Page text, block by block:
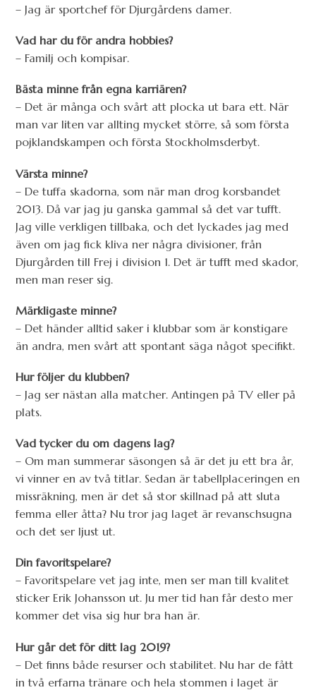
– Jag är sportchef för Djurgårdens damer.
Vad har du för andra hobbies?
– Familj och kompisar.
Bästa minne från egna karriären?
– Det är många och svårt att plocka ut bara ett. När
man var liten var allting mycket större, så som första
pojklandskampen och första Stockholmsderbyt.
Värsta minne?
– De tuffa skadorna, som när man drog korsbandet
2013. Då var jag ju ganska gammal så det var tufft.
Jag ville verkligen tillbaka, och det lyckades jag med
även om jag fick kliva ner några divisioner, från
Djurgården till Frej i division 1. Det är tufft med skador,
men man reser sig.
Märkligaste minne?
– Det händer alltid saker i klubbar som är konstigare
än andra, men svårt att spontant säga något specifikt.
Hur följer du klubben?
– Jag ser nästan alla matcher. Antingen på TV eller på
plats.
Vad tycker du om dagens lag?
– Om man summerar säsongen så är det ju ett bra år,
vi vinner en av två titlar. Sedan är tabellplaceringen en
missräkning, men är det så stor skillnad på att sluta
femma eller åtta? Nu tror jag laget är revanschsugna
och det ser ljust ut.
Din favoritspelare?
– Favoritspelare vet jag inte, men ser man till kvalitet
sticker Erik Johansson ut. Ju mer tid han får desto mer
kommer det visa sig hur bra han är.
Hur går det för ditt lag 2019?
– Det finns både resurser och stabilitet. Nu har de fått
in två erfarna tränare och hela stommen i laget är